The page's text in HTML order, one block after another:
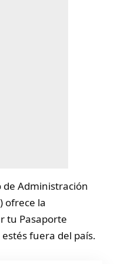
de Administración
) ofrece la
tu Pasaporte
fuera del país.